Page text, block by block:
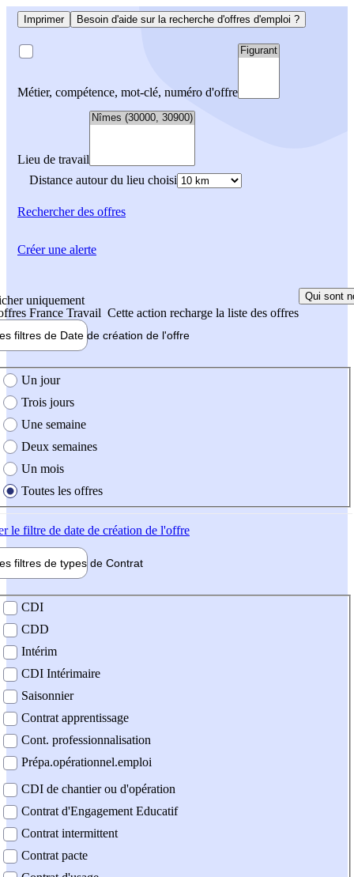
Imprimer Besoin d'aide sur la recherche d'offres d'emploi ?
Métier, compétence, mot-clé, numéro d'offre
Lieu de travail
Distance autour du lieu choisi
Rechercherdes offres
uniquement
France Travail Cette action recharge la liste des offres
Qui sont
filtres de Date de création de l'offre
création de l'offre
Un jour
Trois jours
Une semaine
Deux semaines
Un mois
Toutes les offres
le filtre de date de création de l'offre
filtres de types de Contrat
contrat
CDI
CDD
Intérim
CDI Intérimaire
Saisonnier
Contrat apprentissage
Cont. professionnalisation
Prépa.opérationnel.emploi
CDI de chantier ou d'opération
Contrat d'Engagement Educatif
Contrat intermittent
Contrat pacte
Créer une alerte